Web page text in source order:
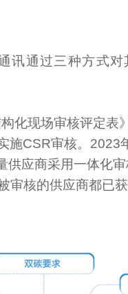
讯通过三种方式
化现场审核评定表
施CSR审核。2023
供应商采用一体化
审核的供应商都已